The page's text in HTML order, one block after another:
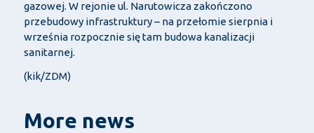
gazowej. W rejonie ul. Narutowicza zakończono
przebudowy infrastruktury – na przełomie sierpnia i
września rozpocznie się tam budowa kanalizacji
sanitarnej.
(kik/ZDM)
More news